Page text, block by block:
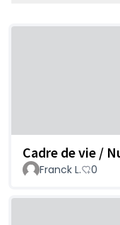
Cadre de vie /
Franck L. 0